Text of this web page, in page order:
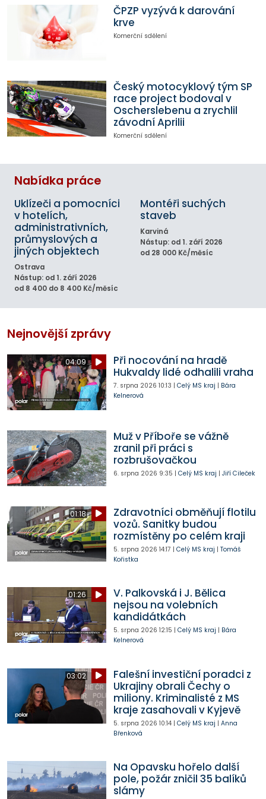
ČPZP vyzývá k darování
krve
Komerční sdělení
Český motocyklový tým SP
race project bodoval v
Oscherslebenu a zrychlil
závodní Aprilii
Komerční sdělení
Nabídka práce
Uklízeči a pomocníci
v hotelích,
administrativních,
průmyslových a
jiných objektech
Ostrava
Nástup: od 1. září 2026
od 8 400 do 8 400 Kč/měsíc
Montéři suchých
staveb
Karviná
Nástup: od 1. září 2026
od 28 000 Kč/měsíc
Nejnovější zprávy
04:09
Při nocování na hradě
Hukvaldy lidé odhalili vraha
7. srpna 2026 10:13 | Celý MS kraj | Bára
Kelnerová
Muž v Příboře se vážně
zranil při práci s
rozbrušovačkou
6. srpna 2026 9:35 | Celý MS kraj | Jiří Cileček
01:18
Zdravotníci obměňují flotilu
vozů. Sanitky budou
rozmístěny po celém kraji
5. srpna 2026 14:17 | Celý MS kraj | Tomáš
Kořistka
01:26
V. Palkovská i J. Bělica
nejsou na volebních
kandidátkách
5. srpna 2026 12:15 | Celý MS kraj | Bára
Kelnerová
03:02
Falešní investiční poradci z
Ukrajiny obrali Čechy o
miliony. Kriminalisté z MS
kraje zasahovali v Kyjevě
5. srpna 2026 10:14| Celý MS kraj | Anna
Břenková
Na Opavsku hořelo další
pole, požár zničil 35 balíků
slámy